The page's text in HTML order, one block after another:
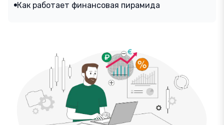
Как работает финансовая пирамида